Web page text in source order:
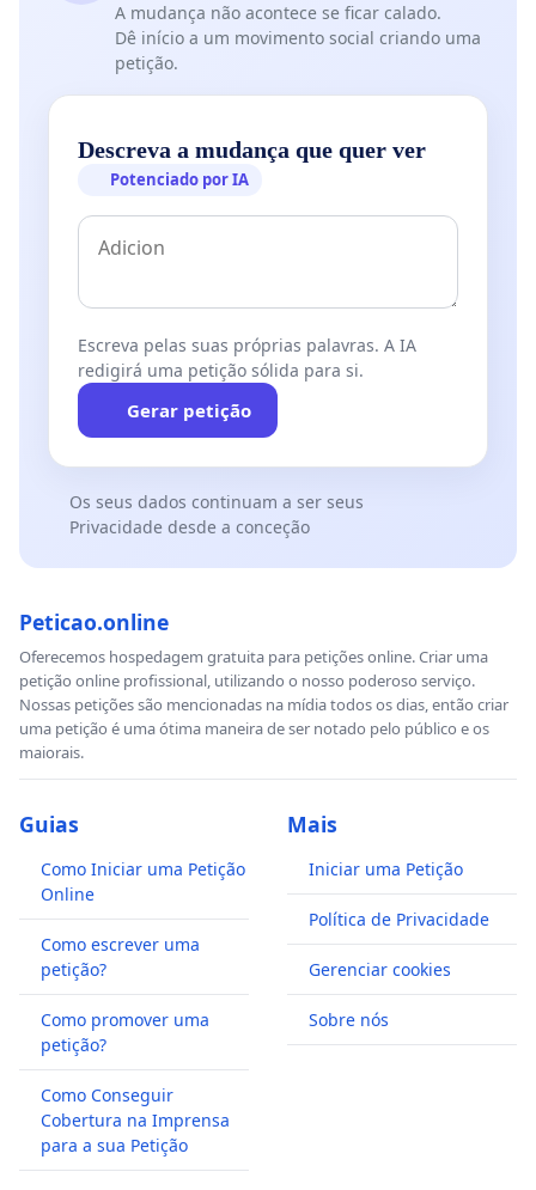
A mudança não acontece se ficar calado.
Dê início a um movimento social criando uma
petição.
Descreva a mudança que quer ver
Potenciado por IA
Escreva pelas suas próprias palavras. A IA
redigirá uma petição sólida para si.
Gerar petição
Os seus dados continuam a ser seus
Privacidade desde a conceção
Peticao.online
Oferecemos hospedagem gratuita para petições online. Criar uma
petição online profissional, utilizando o nosso poderoso serviço.
Nossas petições são mencionadas na mídia todos os dias, então criar
uma petição é uma ótima maneira de ser notado pelo público e os
maiorais.
Guias
Como Iniciar uma Petição
Online
Como escrever uma
petição?
Como promover uma
petição?
Como Conseguir
Cobertura na Imprensa
para a sua Petição
Mais
Iniciar uma Petição
Política de Privacidade
Gerenciar cookies
Sobre nós